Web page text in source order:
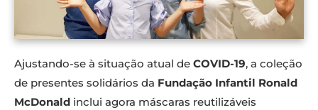
Ajustando-se à situação atual de COVID-19, a coleção
de presentes solidários da Fundação Infantil Ronald
McDonald inclui agora máscaras reutilizáveis